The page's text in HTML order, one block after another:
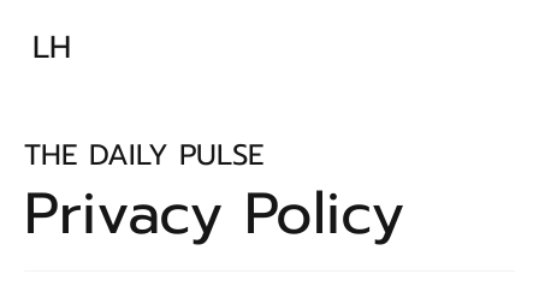
LH
Privacy Policy
THE DAILY PULSE